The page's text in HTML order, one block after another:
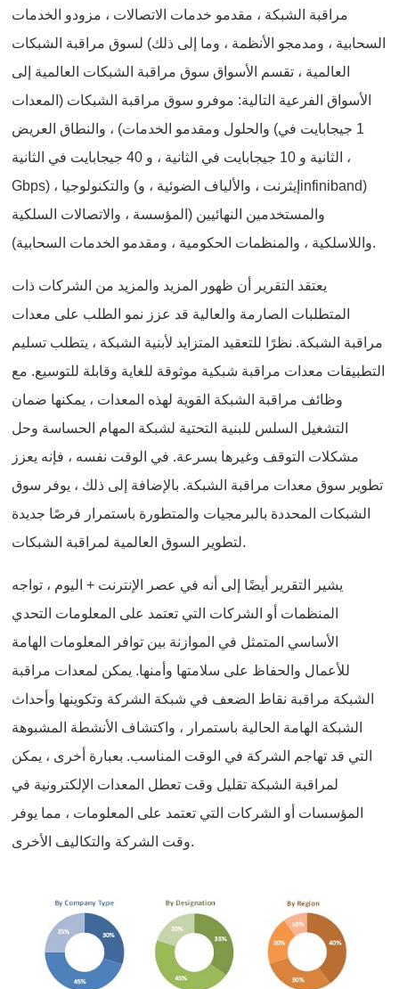
مراقبة الشبكة ، مقدمو خدمات الاتصالات ، مزودو الخدمات
السحابية ، ومدمجو الأنظمة ، وما إلى ذلك) لسوق مراقبة الشبكات
العالمية ، تقسم الأسواق سوق مراقبة الشبكات العالمية إلى
الأسواق الفرعية التالية: موفرو سوق مراقبة الشبكات (المعدات
والحلول ومقدمو الخدمات) ، والنطاق العريض (1 جيجابايت في
الثانية و 10 جيجابايت في الثانية ، و 40 جيجابايت في الثانية ، ‎ ‎ ‎ ‎ ‎
Gbps) ، والتكنولوجيا (إيثرنت ، والألياف الضوئية ، وinfiniband)
والمستخدمين النهائيين (المؤسسة ، والاتصالات السلكية
واللاسلكية ، والمنظمات الحكومية ، ومقدمو الخدمات السحابية).
يعتقد التقرير أن ظهور المزيد والمزيد من الشركات ذات
المتطلبات الصارمة والعالية قد عزز نمو الطلب على معدات
مراقبة الشبكة. نظرًا للتعقيد المتزايد لأبنية الشبكة ، يتطلب تسليم
التطبيقات معدات مراقبة شبكية موثوقة للغاية وقابلة للتوسيع. مع
وظائف مراقبة الشبكة القوية لهذه المعدات ، يمكنها ضمان
التشغيل السلس للبنية التحتية لشبكة المهام الحساسة وحل
مشكلات التوقف وغيرها بسرعة. في الوقت نفسه ، فإنه يعزز
تطوير سوق معدات مراقبة الشبكة. بالإضافة إلى ذلك ، يوفر سوق
الشبكات المحددة بالبرمجيات والمتطورة باستمرار فرصًا جديدة
لتطوير السوق العالمية لمراقبة الشبكات.
يشير التقرير أيضًا إلى أنه في عصر الإنترنت + اليوم ، تواجه
المنظمات أو الشركات التي تعتمد على المعلومات التحدي
الأساسي المتمثل في الموازنة بين توافر المعلومات الهامة
للأعمال والحفاظ على سلامتها وأمنها. يمكن لمعدات مراقبة
الشبكة مراقبة نقاط الضعف في شبكة الشركة وتكوينها وأحداث
الشبكة الهامة الحالية باستمرار ، واكتشاف الأنشطة المشبوهة
التي قد تهاجم الشركة في الوقت المناسب. بعبارة أخرى ، يمكن
لمراقبة الشبكة تقليل وقت تعطل المعدات الإلكترونية في
المؤسسات أو الشركات التي تعتمد على المعلومات ، مما يوفر
وقت الشركة والتكاليف الأخرى.